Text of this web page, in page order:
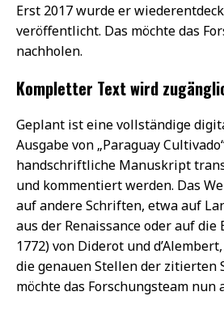
Erst 2017 wurde er
veröffentlicht. Das möchte das
nachholen.
Kompletter Text wird
Geplant ist eine vollständige
Ausgabe von „Paraguay
handschriftliche Manuskript
und kommentiert werden. Das
auf andere Schriften, etwa auf
aus der Renaissance oder auf die
1772) von Diderot und
die genauen Stellen der zitierten
möchte das Forschungsteam nun